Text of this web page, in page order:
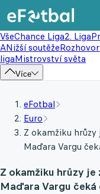
VšeChance Liga2. Liga
ANižší soutěže
ligaMistrovství světa
Více
eFotbal
Euro
Z okamžiku
Maďara Vargu
Z okamžiku hrůzy
Maďara Vargu čeká